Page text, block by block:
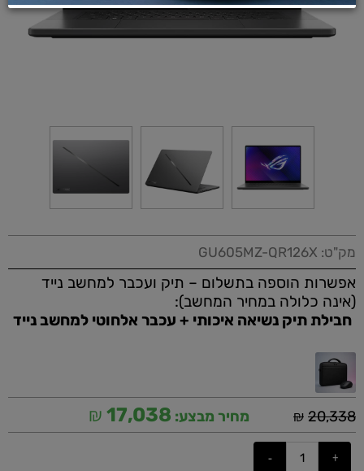
מק"ט: GU605MZ-QR126X
אפשרות הוספה בתשלום – תיק ועכבר למחשב נייד
(אינה כלולה במחיר המחשב):
חבילת תיק נשיאה איכותי + עכבר אלחוטי למחשב נייד
₪ 20,338 מחיר מבצע: ₪ 17,038